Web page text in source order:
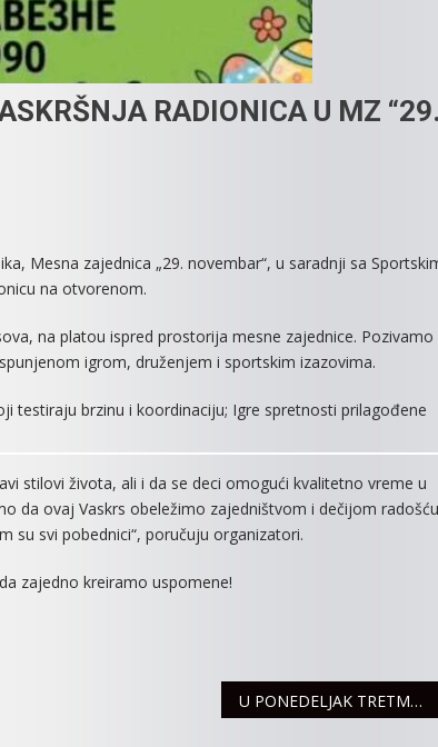
RADIONICA U MZ
Mesna zajednica „29. novembar“, u saradnji sa
na otvorenom.
na platou ispred prostorija mesne zajednice. Pozivamo
igrom, druženjem i sportskim izazovima.
testiraju brzinu i koordinaciju; Igre spretnosti prilagođene
stilovi života, ali i da se deci omogući kvalitetno vreme u
da ovaj Vaskrs obeležimo zajedništvom i dečijom
su svi pobednici“, poručuju organizatori.
zajedno kreiramo uspomene!
U PONEDELJAK TRETMAN PROTIV KRPELJA